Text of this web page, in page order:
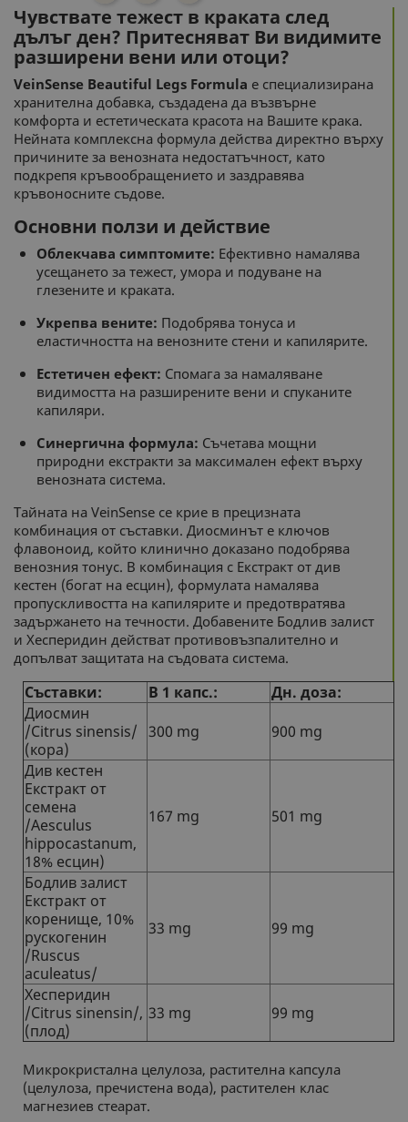
Чувствате тежест в краката след
дълъг ден? Притесняват Ви видимите
разширени вени или отоци?
VeinSense Beautiful Legs Formula е специализирана
хранителна добавка, създадена да възвърне
комфорта и естетическата красота на Вашите крака.
Нейната комплексна формула действа директно върху
причините за венозната недостатъчност, като
подкрепя кръвообращението и заздравява
кръвоносните съдове.
Основни ползи и действие
Облекчава симптомите: Ефективно намалява
усещането за тежест, умора и подуване на
глезените и краката.
Укрепва вените: Подобрява тонуса и
еластичността на венозните стени и капилярите.
Естетичен ефект: Спомага за намаляване
видимостта на разширените вени и спуканите
капиляри.
Синергична формула: Съчетава мощни
природни екстракти за максимален ефект върху
венозната система.
Тайната на VeinSense се крие в прецизната
комбинация от съставки. Диосминът е ключов
флавоноид, който клинично доказано подобрява
венозния тонус. В комбинация с Екстракт от див
кестен (богат на есцин), формулата намалява
пропускливостта на капилярите и предотвратява
задържането на течности. Добавените Бодлив залист
и Хесперидин действат противовъзпалително и
допълват защитата на съдовата система.
Съставки: В 1 капс.:
Дн. доза:
Диосмин
/Citrus sinensis/
(кора)
300 mg
900 mg
Див кестен
Екстракт от
семена
/Aesculus
hippocastanum,
18% eсцин)
167 mg 501 mg
Бодлив залист
Екстракт от
коренище, 10%
рускогенин
/Ruscus
aculeatus/
33 mg 99 mg
Хесперидин
/Citrus sinensin/,
(плод)
33 mg 99 mg
Микрокристална целулоза, растителна капсула
(целулоза, пречистена вода), растителен клас
магнезиев стеарат.